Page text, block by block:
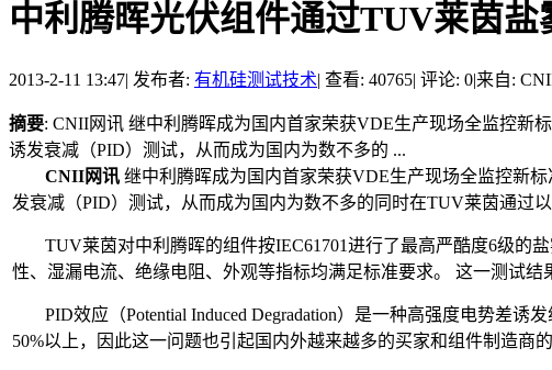
中利腾晖光伏组件通过TUV莱茵
2013-2-11 13:47| 发布者: 有机硅测试技术| 查看: 40765| 评论: 0|来自:
摘要: CNII网讯 继中利腾晖成为国内首家荣获VDE生产现场全监控新
诱发衰减（PID）测试，从而成为国内为数不多的 ...
CNII网讯 继中利腾晖成为国内首家荣获VDE生产现场全监控新
发衰减（PID）测试，从而成为国内为数不多的同时在TUV莱茵通过以
TUV莱茵对中利腾晖的组件按IEC61701进行了最高严酷度6级的
性、湿漏电流、绝缘电阻、外观等指标均满足标准要求。 这一测试
PID效应（Potential Induced Degradation）是一种高强度电势差
50%以上，因此这一问题也引起国内外越来越多的买家和组件制造商的